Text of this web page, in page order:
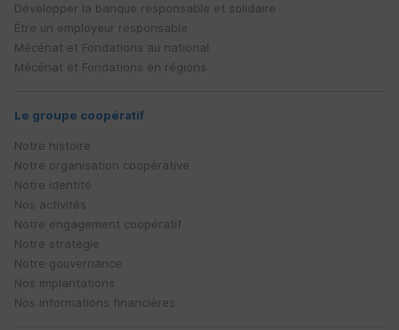
Développer la banque responsable et solidaire
Être un employeur responsable
Mécénat et Fondations au national
Mécénat et Fondations en régions
Le groupe coopératif
Notre histoire
Notre organisation coopérative
Notre identité
Nos activités
Notre engagement coopératif
Notre stratégie
Notre gouvernance
Nos implantations
Nos informations financières